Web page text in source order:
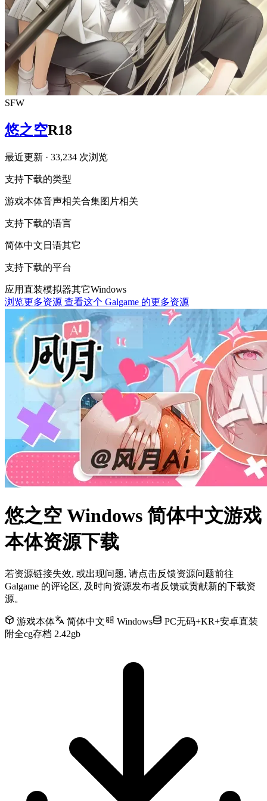
SFW
悠之空R18
最近更新 · 33,234 次浏览
支持下载的类型
游戏本体音声相关合集图片相关
支持下载的语言
简体中文 日语其它
支持下载的平台
应用直装模拟器其它Windows
浏览更多资源 查看这个 Galgame 的更多资源
悠之空 Windows 简体中文游戏
本体资源下载
若资源链接失效, 或出现问题, 请点击反馈资源问题前往
Galgame 的评论区, 及时向资源发布者反馈或贡献新的下载资
源。
游戏本体 简体中文 Windows
PC无码+KR+安卓直装
附全cg存档 2.42gb